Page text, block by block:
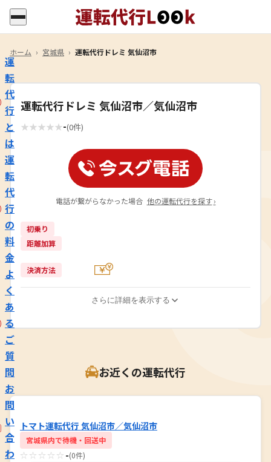
運
転
代
行
と
は
運
転
代
行
の
料
金
よ
く
あ
る
ご
質
問
お
問
い
合
わ
ホーム › 宮城県 › 運転代行ドレミ 気仙沼市
運転代行ドレミ 気仙沼市／気仙沼市
★★★★★-(0件)
電話が繋がらなかった場合 他の運転代行を探す ›
初乗り
距離加算
決済方法
さらに詳細を表示する
お近くの運転代行
トマト運転代行 気仙沼市／気仙沼市
宮城県内で待機・回送中
☆☆☆☆☆ -(0件)